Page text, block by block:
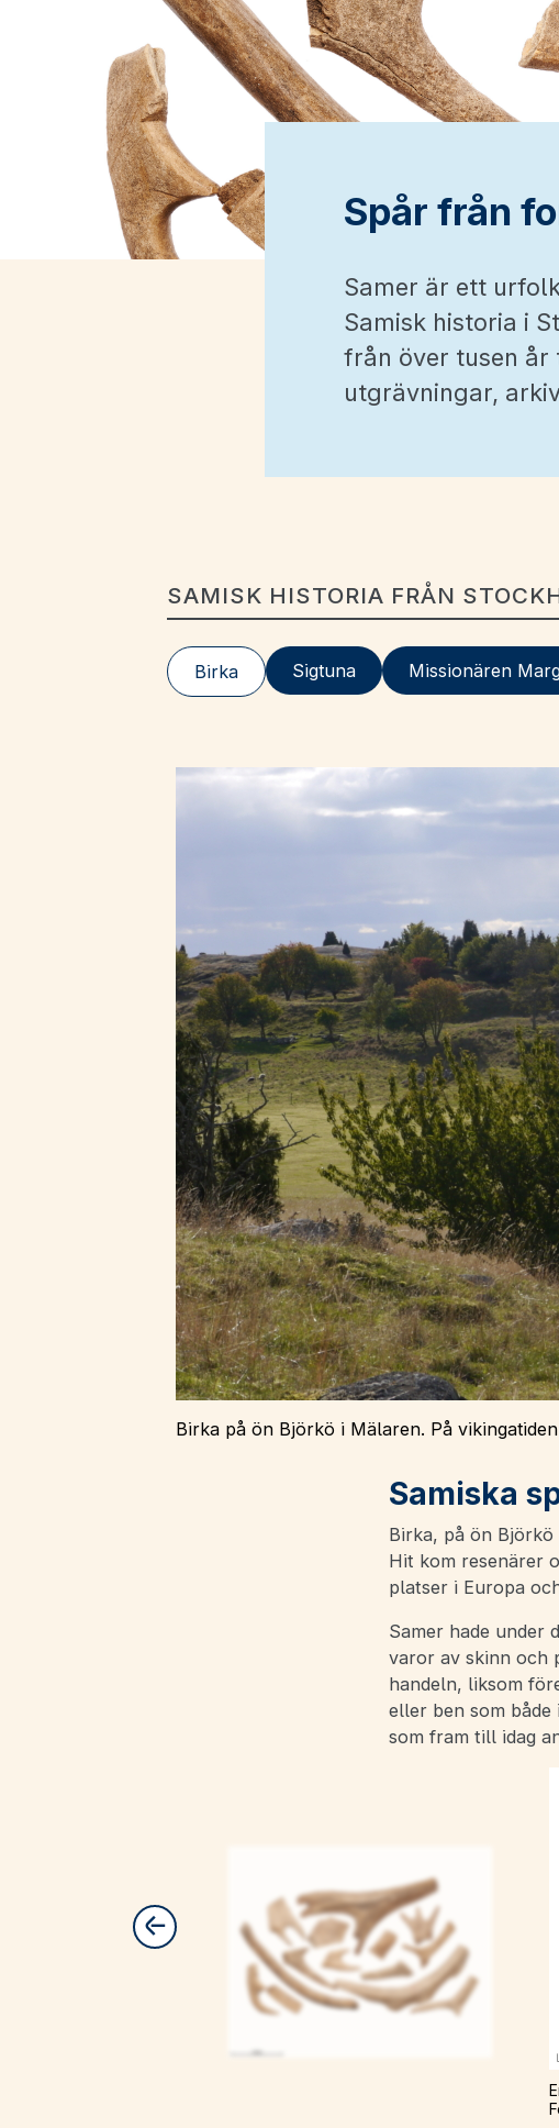
Spår från
Samer är ett
Samisk historia i
från över tusen år
utgrävningar,
SAMISK HISTORIA FRÅN
Birka Sigtuna Missionären
Birka på ön Björkö i Mälaren. På
Samiska
Birka, på ön
Hit kom resenärer
platser i Europa
Samer hade under
varor av skinn och
handeln, liksom
eller ben som
som fram till idag